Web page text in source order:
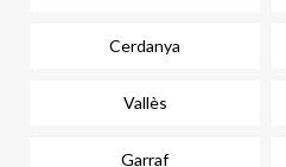
Cerdanya
Vallès
Garraf